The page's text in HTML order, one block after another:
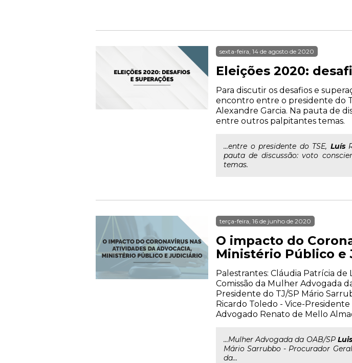
sexta-feira, 14 de agosto de 2020
Eleições 2020:
Para discutir os desafios e
encontro entre o presidente do
Alexandre Garcia. Na pauta de
entre outros palpitantes temas.
...entre o presidente do TSE, Luís
pauta de discussão: voto
temas.
terça-feira, 16 de junho de 2020
O impacto do
Ministério Público e
Palestrantes: Cláudia Patrícia de
Comissão da Mulher Advogada
Presidente do TJ/SP Mário
Ricardo Toledo - Vice-
Advogado Renato de Mello
...Mulher Advogada da OAB/SP Luis
Mário Sarrubbo - Procurador
da...